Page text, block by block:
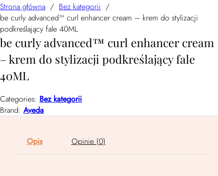
Strona główna / Bez kategorii /
be curly advanced™ curl enhancer cream – krem do stylizacji
podkreślający fale 40ML
be curly advanced™ curl enhancer cream
– krem do stylizacji podkreślający fale
40ML
Categories: Bez kategorii
Brand: Aveda
Opis Opinie (0)